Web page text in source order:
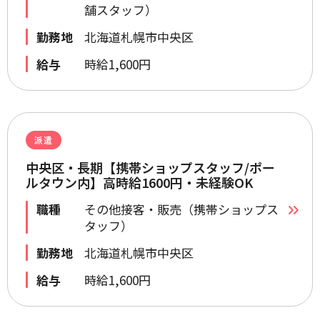
舗スタッフ）
勤務地
北海道札幌市中央区
給与
時給1,600円
派遣
中央区・長期【携帯ショップスタッフ/ポー
ルタウン内】高時給1600円・未経験OK
職種
その他接客・販売（携帯ショップス
タッフ）
勤務地
北海道札幌市中央区
給与
時給1,600円